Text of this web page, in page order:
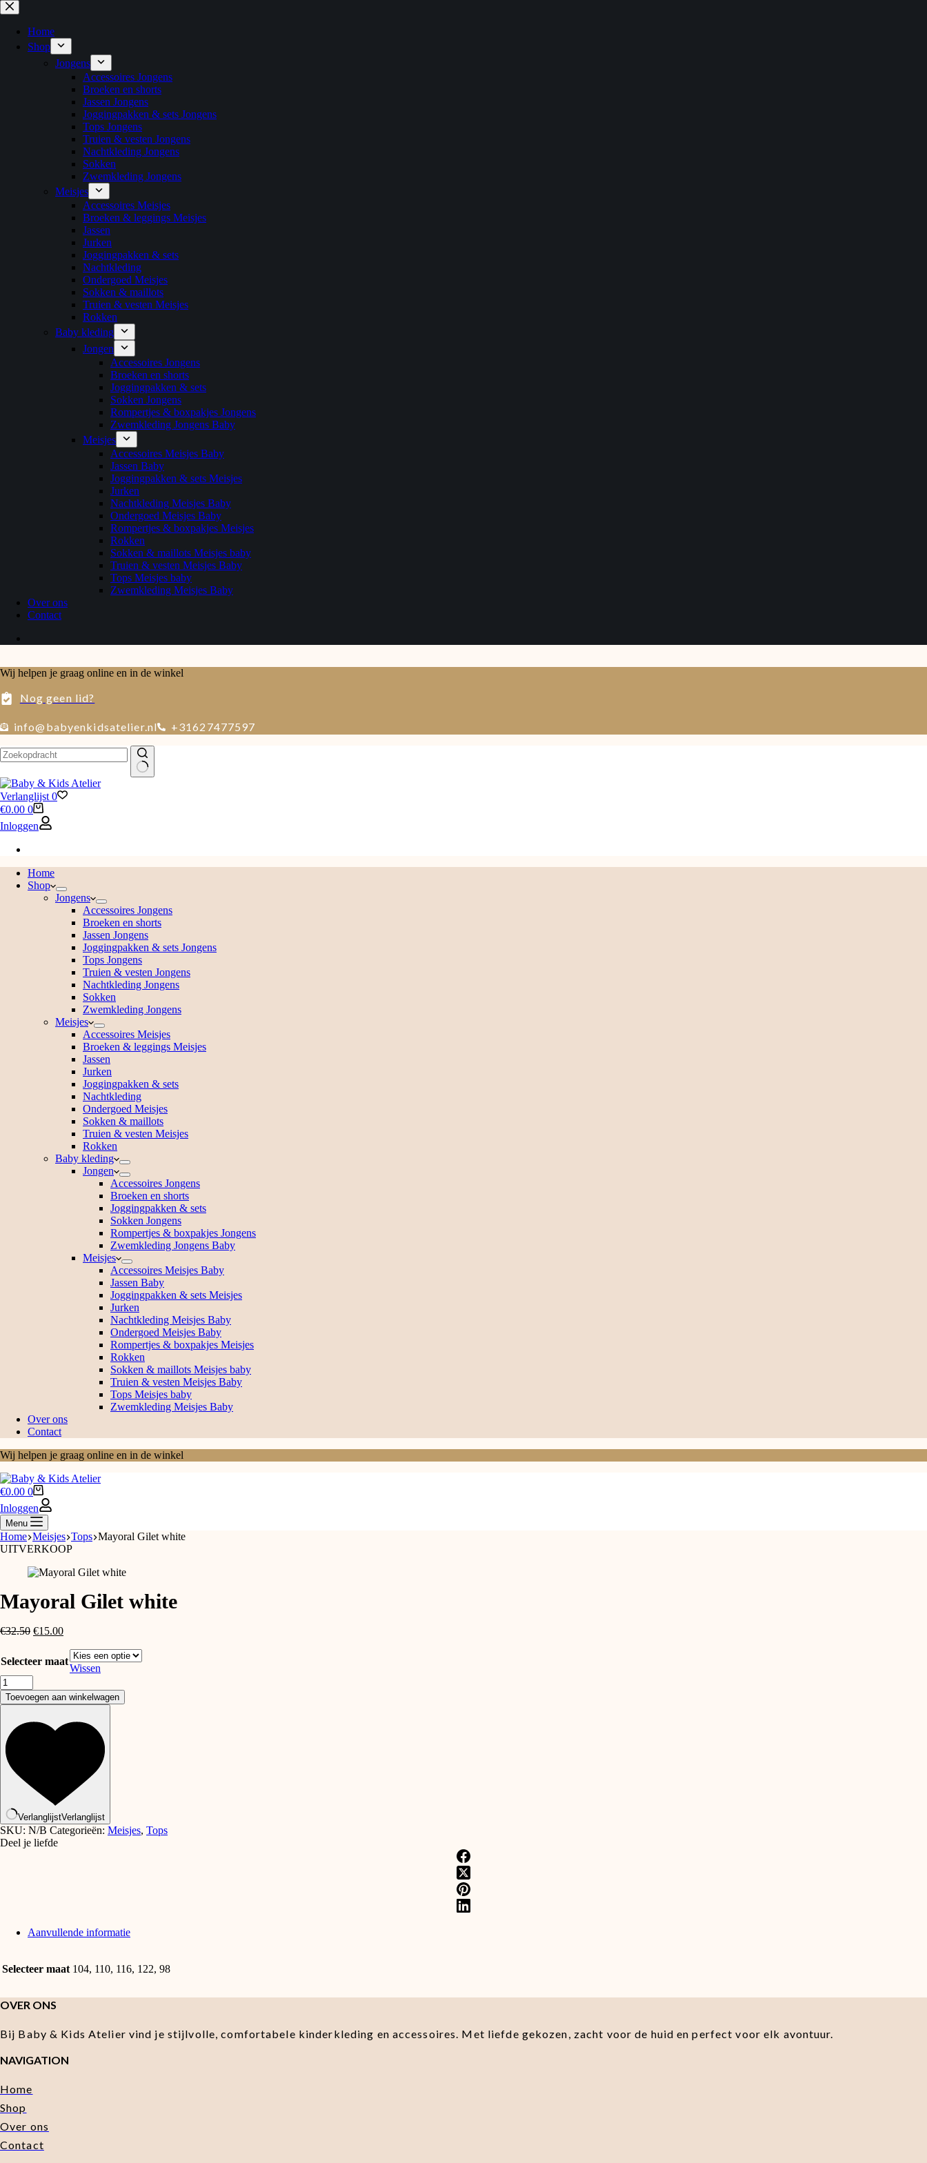
Ga
naar
inhoud
Home
Shop
Jongens
Accessoires Jongens
Broeken en shorts
Jassen Jongens
Joggingpakken & sets Jongens
Tops Jongens
Truien & vesten Jongens
Nachtkleding Jongens
Sokken
Zwemkleding Jongens
Meisjes
Accessoires Meisjes
Broeken & leggings Meisjes
Jassen
Jurken
Joggingpakken & sets
Nachtkleding
Ondergoed Meisjes
Sokken & maillots
Truien & vesten Meisjes
Rokken
Baby kleding
Jongen
Accessoires Jongens
Broeken en shorts
Joggingpakken & sets
Sokken Jongens
Rompertjes & boxpakjes Jongens
Zwemkleding Jongens Baby
Meisjes
Accessoires Meisjes Baby
Jassen Baby
Joggingpakken & sets Meisjes
Jurken
Nachtkleding Meisjes Baby
Ondergoed Meisjes Baby
Rompertjes & boxpakjes Meisjes
Rokken
Sokken & maillots Meisjes baby
Truien & vesten Meisjes Baby
Tops Meisjes baby
Zwemkleding Meisjes Baby
Over ons
Contact
Wij helpen je graag online en in de winkel
Nog geen lid?
info@babyenkidsatelier.nl +31627477597
Geen
resultaten
Verlanglijst 0
Winkelwagen
€0.00 0
Inloggen
Home
Shop
Jongens
Accessoires Jongens
Broeken en shorts
Jassen Jongens
Joggingpakken & sets Jongens
Tops Jongens
Truien & vesten Jongens
Nachtkleding Jongens
Sokken
Zwemkleding Jongens
Meisjes
Accessoires Meisjes
Broeken & leggings Meisjes
Jassen
Jurken
Joggingpakken & sets
Nachtkleding
Ondergoed Meisjes
Sokken & maillots
Truien & vesten Meisjes
Rokken
Baby kleding
Jongen
Accessoires Jongens
Broeken en shorts
Joggingpakken & sets
Sokken Jongens
Rompertjes & boxpakjes Jongens
Zwemkleding Jongens Baby
Meisjes
Accessoires Meisjes Baby
Jassen Baby
Joggingpakken & sets Meisjes
Jurken
Nachtkleding Meisjes Baby
Ondergoed Meisjes Baby
Rompertjes & boxpakjes Meisjes
Rokken
Sokken & maillots Meisjes baby
Truien & vesten Meisjes Baby
Tops Meisjes baby
Zwemkleding Meisjes Baby
Over ons
Contact
Wij helpen je graag online en in de winkel
Winkelwagen
€0.00 0
Inloggen
Menu
Home Meisjes Tops Mayoral Gilet white
UITVERKOOP
Mayoral Gilet white
€32.50 Oorspronkelijke
€32.50.
€15.00Huidige
€15.00.
Selecteer maat
Wissen
Mayoral
Gilet
white
Toevoegen aan winkelwagen
VerlanglijstVerlanglijst
SKU: N/B Categorieën: Meisjes, Tops
Deel je liefde
Aanvullende informatie
Selecteer maat 104, 110, 116, 122, 98
OVER ONS
Bij Baby & Kids Atelier vind je stijlvolle, comfortabele kinderkleding en accessoires. Met liefde gekozen, zacht voor de huid en perfect voor elk avontuur.
NAVIGATION
Home
Shop
Over ons
Contact